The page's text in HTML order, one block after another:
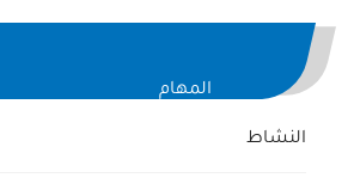
المهام
النشاط